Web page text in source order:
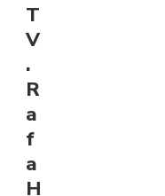
T
V
.
R
a
f
a
H